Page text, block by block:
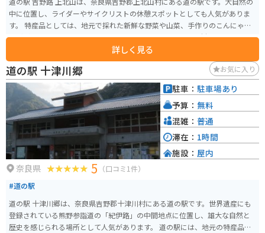
中に位置し、ライダーやサイクリストの休憩スポットとしても人気がありま
す。 特産品としては、地元で採れた新鮮な野菜や山菜、手作りのこんにゃく
などが販売されています。また、レストランでは、地元の食材をふんだんに
使った郷土料理を楽しむことができます。 周辺には、日本三大渓谷の一つに
数えられる「瀞峡（どろきょう）」や、世界遺産「熊野古道」の一部である
「小辺路（こへち）」など、見どころも豊富です。瀞峡では、遊覧船に乗っ
て、渓谷美を満喫するのがおすすめです。小辺路は、歴史を感じながらハイキ
ングを楽しむことができます。 バイクで訪れる際は、道の駅に駐車場が完備
されているので安心です。また、周辺には、ワインディングロードが続くた
め、ツーリングにも最適なエリアとなっています。
詳しく見る
道の駅 十津川郷 お気に入り
奈良県 5 （口コミ1件）
#道の駅
道の駅 十津川郷は、奈良県吉野郡十津川村にある道の駅です。世界遺産にも
登録されている熊野参詣道の「紀伊路」の中間地点に位置し、雄大な自然と
歴史を感じられる場所として人気があります。 道の駅には、地元の特産品を
駐車： 駐車場あり
予算： 無料
混雑： 普通
滞在： 1時間
施設： 屋内